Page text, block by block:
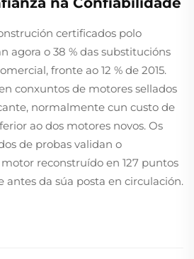
certificados polo
agora o 38 % das substitucións
fronte ao 12 % de 2015.
conxuntos de motores sellados
normalmente cun custo de
ao dos motores novos. Os
de probas validan o
reconstruído en 127 puntos
antes da súa posta en circulación.